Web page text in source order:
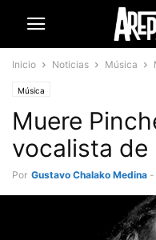
Inicio Noticias Música
Música
Muere
vocalista de
Por Gustavo Chalako Medina -